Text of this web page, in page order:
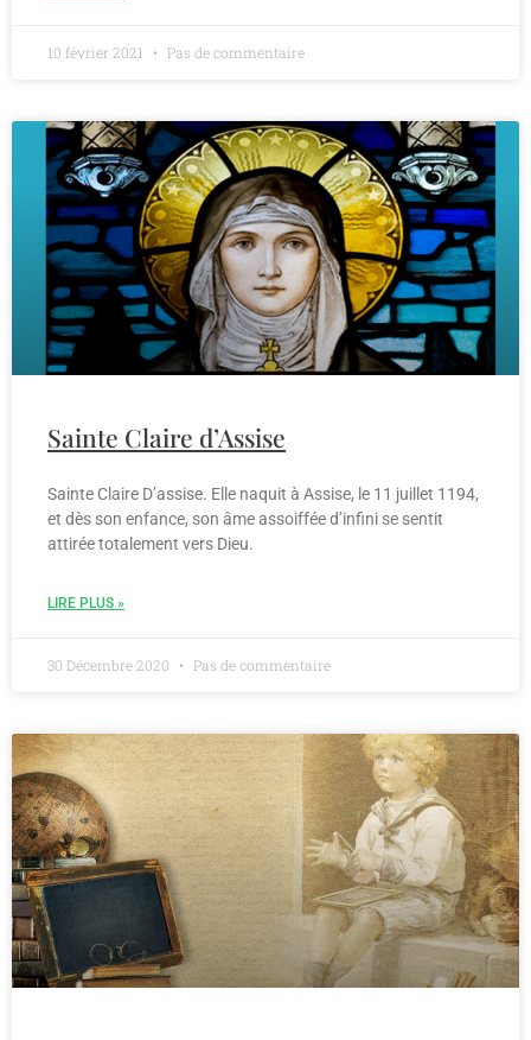
10 février 2021 Pas de commentaire
Sainte Claire d’Assise
Sainte Claire D’assise. Elle naquit à Assise, le 11 juillet 1194,
et dès son enfance, son âme assoiffée d’infini se sentit
attirée totalement vers Dieu.
LIRE PLUS »
30 Décembre 2020 Pas de commentaire